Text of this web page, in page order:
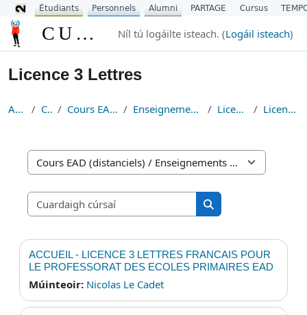
Scipeáil go príomh inneachar
CURSUS Níl tú logáilte isteach. (Logáil isteach)
Licence 3 Lettres
Abhaile Cúrsaí Cours EAD (distanciels) Enseignements Fondamentaux Licence Lettres Licence 3 Lettres
Catagóirí cúrsa
Cuardaigh cúrsaí
Cuardaigh cúrsaí
ACCUEIL - LICENCE 3 LETTRES FRANCAIS POUR
LE PROFESSORAT DES ECOLES PRIMAIRES EAD
Múinteoir: Nicolas Le Cadet
Étudiants Personnels Alumni PARTAGE Cursus